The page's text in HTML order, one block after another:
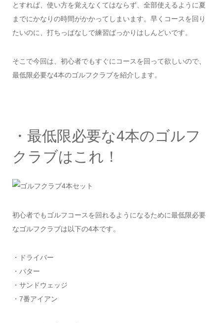
とすれば、使い方を覚えなくてはならず、全部使えるように夏
までにかなりの時間がかかってしまいます。早くコースを回り
たいのに、打ちっぱなしで練習ばっかりはしんどいです。
そこで今回は、初心者でもすぐにコースを回って欲しいので、
最低限必要な4本のゴルフクラブを紹介します。
・最低限必要な4本のゴルフ
クラブはこれ！
初心者でもゴルフコースを回れるようになるために最低限必要
なゴルフクラブは以下の4本です。
・ドライバー
・パター
・サンドウェッジ
・7番アイアン